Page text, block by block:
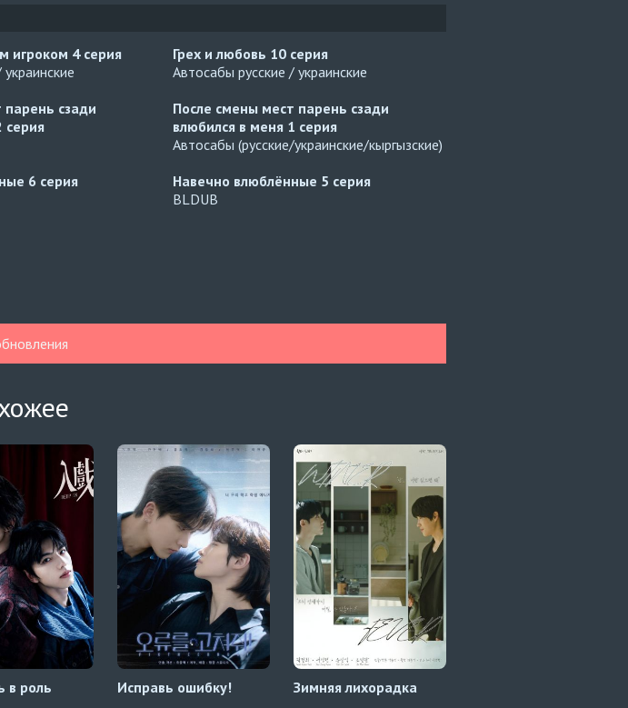
игроком 4 серия
Грех и любовь 10 серия
Автосабы русские / украинские
сзади
серия
После смены мест парень сзади
влюбился в меня 1 серия
Автосабы (русские/украинские/кыргызские)
6 серия
Навечно влюблённые 5 серия
BLDUB
в роль Исправь ошибку! Зимняя лихорадка